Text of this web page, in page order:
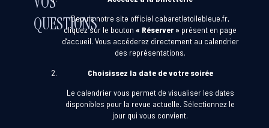
QUESTIONSDepuis notre site officiel cabaretletoilebleue.fr,
cliquez sur le bouton « Réserver » présent en page
d’accueil. Vous accéderez directement au calendrier
des représentations.
Choisissez la date de votre soirée
Le calendrier vous permet de visualiser les dates
disponibles pour la revue actuelle. Sélectionnez le
jour qui vous convient.